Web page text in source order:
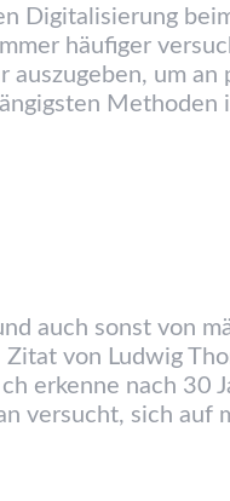
Digitalisierung
häufiger
auszugeben, um an
Methoden
auch sonst von
Zitat von Ludwig
erkenne nach 30
versucht, sich auf